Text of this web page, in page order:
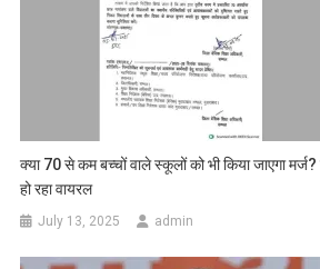
क्या 70 से कम बच्चों वाले स्कूलों को भी किया जाएगा
हो रहा वायरल
July 13, 2025 admin